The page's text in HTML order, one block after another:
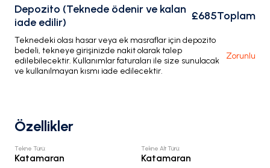
Depozito (Teknede ödenir ve kalan
iade edilir)
£685Toplam
Teknedeki olası hasar veya ek masraflar için depozito
bedeli, tekneye girişinizde nakit olarak talep
edilebilecektir. Kullanımlar faturaları ile size sunulacak
ve kullanılmayan kısmı iade edilecektir.
Zorunlu
Özellikler
Tekne Türü:
Katamaran
Tekne Alt Türü:
Katamaran